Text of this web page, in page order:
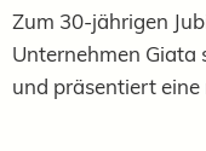
Zum 30-jährigen
Unternehmen Giata
und präsentiert